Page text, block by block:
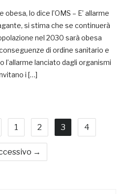
lo dice l’OMS – E’ allarme
si stima che se continuerà
nel 2030 sarà obesa
di ordine sanitario e
l’allarme lanciato dagli organismi
i […]
1 2 3 4
→